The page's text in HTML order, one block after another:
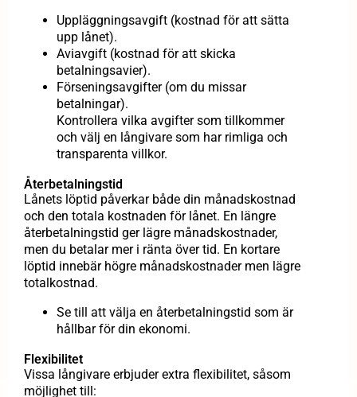
Uppläggningsavgift (kostnad för att sätta
upp lånet).
Aviavgift (kostnad för att skicka
betalningsavier).
Förseningsavgifter (om du missar
betalningar).
Kontrollera vilka avgifter som tillkommer
och välj en långivare som har rimliga och
transparenta villkor.
Återbetalningstid
Lånets löptid påverkar både din månadskostnad
och den totala kostnaden för lånet. En längre
återbetalningstid ger lägre månadskostnader,
men du betalar mer i ränta över tid. En kortare
löptid innebär högre månadskostnader men lägre
totalkostnad.
Se till att välja en återbetalningstid som är
hållbar för din ekonomi.
Flexibilitet
Vissa långivare erbjuder extra flexibilitet, såsom
möjlighet till: